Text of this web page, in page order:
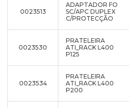
0023513
ADAPTADOR FO
SC/APC DUPLEX
C/PROTECÇÃO
0023530
PRATELEIRA
ATI_RACK L400
P125
0023534
PRATELEIRA
ATI_RACK L400
P200